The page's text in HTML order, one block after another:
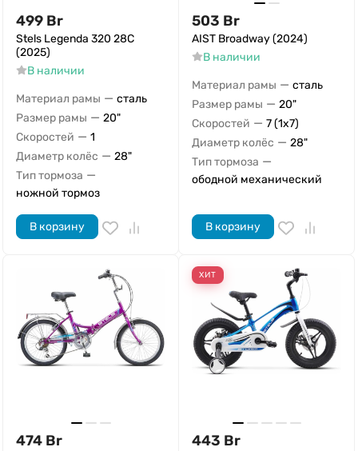
499 Br
Stels Legenda 320 28C
(2025)
В наличии
Материал рамы — сталь
Размер рамы — 20"
Скоростей — 1
Диаметр колёс — 28"
Тип тормоза —
ножной тормоз
В корзину
503 Br
AIST Broadway (2024)
В наличии
Материал рамы — сталь
Размер рамы — 20"
Скоростей — 7 (1x7)
Диаметр колёс — 28"
Тип тормоза —
ободной механический
В корзину
474 Br
ХИТ
443 Br